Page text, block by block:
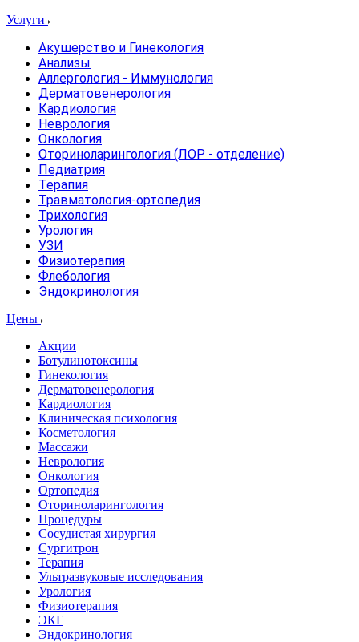
Услуги
Акушерство и Гинекология
Анализы
Аллергология - Иммунология
Дерматовенерология
Кардиология
Неврология
Онкология
Оториноларингология (ЛОР - отделение)
Педиатрия
Терапия
Травматология-ортопедия
Трихология
Урология
УЗИ
Физиотерапия
Флебология
Эндокринология
Цены
Акции
Ботулинотоксины
Гинекология
Дерматовенерология
Кардиология
Клиническая психология
Косметология
Массажи
Неврология
Онкология
Ортопедия
Оториноларингология
Процедуры
Сосудистая хирургия
Сургитрон
Терапия
Ультразвуковые исследования
Урология
Физиотерапия
ЭКГ
Эндокринология